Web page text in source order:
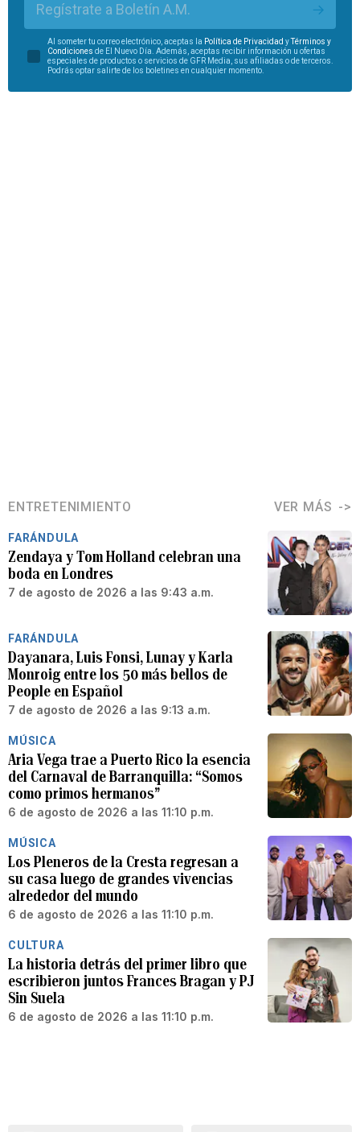
Regístrate a Boletín A.M.
Al someter tu correo electrónico, aceptas la Política de Privacidad y
Términos y
Condiciones de El Nuevo Día. Además, aceptas recibir información u ofertas
especiales de productos o servicios de GFR Media, sus afiliadas o de terceros.
Podrás optar salirte de los boletines en cualquier momento.
ENTRETENIMIENTO VER MÁS
FARÁNDULA
Zendaya y Tom Holland celebran una
boda en Londres
7 de agosto de 2026 a las 9:43 a.m.
FARÁNDULA
Dayanara, Luis Fonsi, Lunay y Karla
Monroig entre los 50 más bellos de
People en Español
7 de agosto de 2026 a las 9:13 a.m.
MÚSICA
Aria Vega trae a Puerto Rico la esencia
del Carnaval de Barranquilla: “Somos
como primos hermanos”
6 de agosto de 2026 a las 11:10 p.m.
MÚSICA
Los Pleneros de la Cresta regresan a
su casa luego de grandes vivencias
alrededor del mundo
6 de agosto de 2026 a las 11:10 p.m.
CULTURA
La historia detrás del primer libro que
escribieron juntos Frances Bragan y PJ
Sin Suela
6 de agosto de 2026 a las 11:10 p.m.